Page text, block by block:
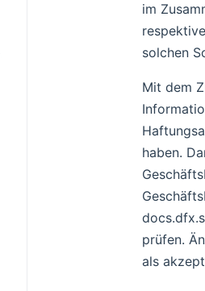
im
solchen
Mit dem
haben.
prüfen.
als